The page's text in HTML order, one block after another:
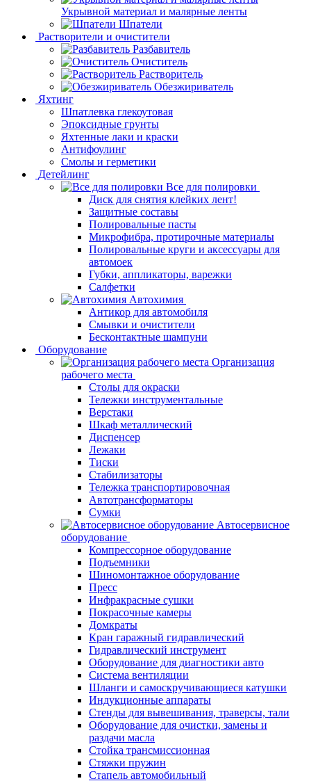
Укрывной материал и малярные ленты
Шпатели
Растворители и очистители
Разбавитель
Очиститель
Растворитель
Обезжириватель
Яхтинг
Шпатлевка глекоутовая
Эпоксидные грунты
Яхтенные лаки и краски
Антифоулинг
Смолы и герметики
Детейлинг
Все для полировки
Диск для снятия клейких лент!
Защитные составы
Полировальные пасты
Микрофибра, протирочные материалы
Полировальные круги и аксессуары для
автомоек
Губки, аппликаторы, варежки
Салфетки
Автохимия
Антикор для автомобиля
Смывки и очистители
Бесконтактные шампуни
Оборудование
Организация
рабочего места
Столы для окраски
Тележки инструментальные
Верстаки
Шкаф металлический
Диспенсер
Лежаки
Тиски
Стабилизаторы
Тележка транспортировочная
Автотрансформаторы
Сумки
Автосервисное
оборудование
Компрессорное оборудование
Подъемники
Шиномонтажное оборудование
Пресс
Инфракрасные сушки
Покрасочные камеры
Домкраты
Кран гаражный гидравлический
Гидравлический инструмент
Оборудование для диагностики авто
Система вентиляции
Шланги и самоскручивающиеся катушки
Индукционные аппараты
Стенды для вывешивания, траверсы, тали
Оборудование для очистки, замены и
раздачи масла
Стойка трансмиссионная
Стяжки пружин
Стапель автомобильный